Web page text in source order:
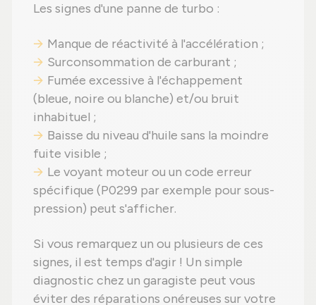
Les signes d'une panne de turbo :
Manque de réactivité à l'accélération ;
Surconsommation de carburant ;
Fumée excessive à l'échappement
(bleue, noire ou blanche) et/ou bruit
inhabituel ;
Baisse du niveau d'huile sans la moindre
fuite visible ;
Le voyant moteur ou un code erreur
spécifique (P0299 par exemple pour sous-
pression) peut s'afficher.
Si vous remarquez un ou plusieurs de ces
signes, il est temps d'agir ! Un simple
diagnostic chez un garagiste peut vous
éviter des réparations onéreuses sur votre